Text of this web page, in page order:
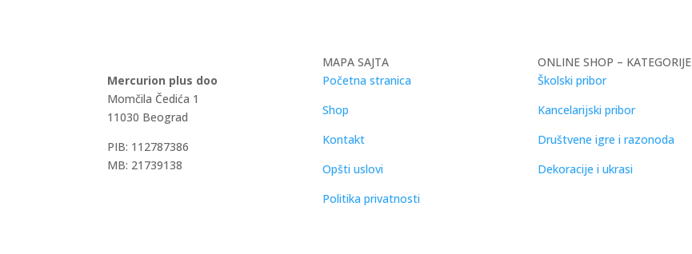
Mercurion plus doo
Momčila Čedića 1
11030 Beograd
PIB: 112787386
MB: 21739138
MAPA SAJTA
Početna stranica
Shop
Kontakt
Opšti uslovi
Politika privatnosti
ONLINE SHOP – KATEGORIJE
Školski pribor
Kancelarijski pribor
Društvene igre i razonoda
Dekoracije i ukrasi